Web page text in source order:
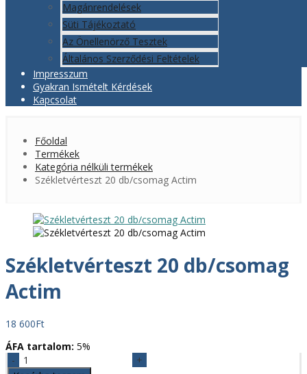
Magánrendelések
Süti Tájékoztató
Az Önellenörző Tesztek
Általános Szerződési Feltételek
Impresszum
Gyakran Ismételt Kérdések
Kapcsolat
Főoldal
Termékek
Kategória nélküli termékek
Székletvérteszt 20 db/csomag Actim
Székletvérteszt 20 db/csomag
Actim
18 600Ft
ÁFA tartalom: 5%
Székletvérteszt